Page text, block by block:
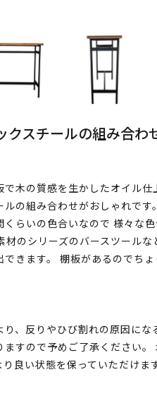
クスチールの組み合わ
木の質感を生かしたオイル
の組み合わせがおしゃれです
らいの色合いなので 様々な
材のシリーズのバースツール
きます。 棚板があるのでち
、反りやひび割れの原因に
すので予めご了承ください
良い状態を保っていただけます